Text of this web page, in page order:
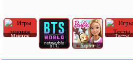
Макияж
БТС
Барби
Тесты